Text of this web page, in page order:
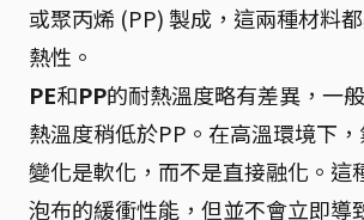
或聚丙烯 (PP) 製成，這兩種材料
熱性。
PE和PP的耐熱溫度略有差異，一
熱溫度稍低於PP。在高溫環境下
變化是軟化，而不是直接融化。這
泡布的緩衝性能，但並不會立即導